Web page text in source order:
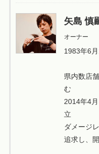
矢島 慎
オーナー
1983年6
県内数店
む
2014年4
立
ダメージ
追求し、